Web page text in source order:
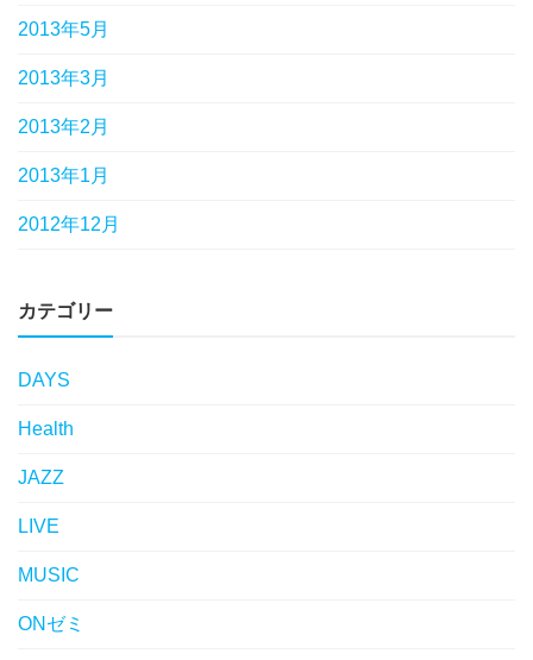
2013年5月
2013年3月
2013年2月
2013年1月
2012年12月
カテゴリー
DAYS
Health
JAZZ
LIVE
MUSIC
ONゼミ